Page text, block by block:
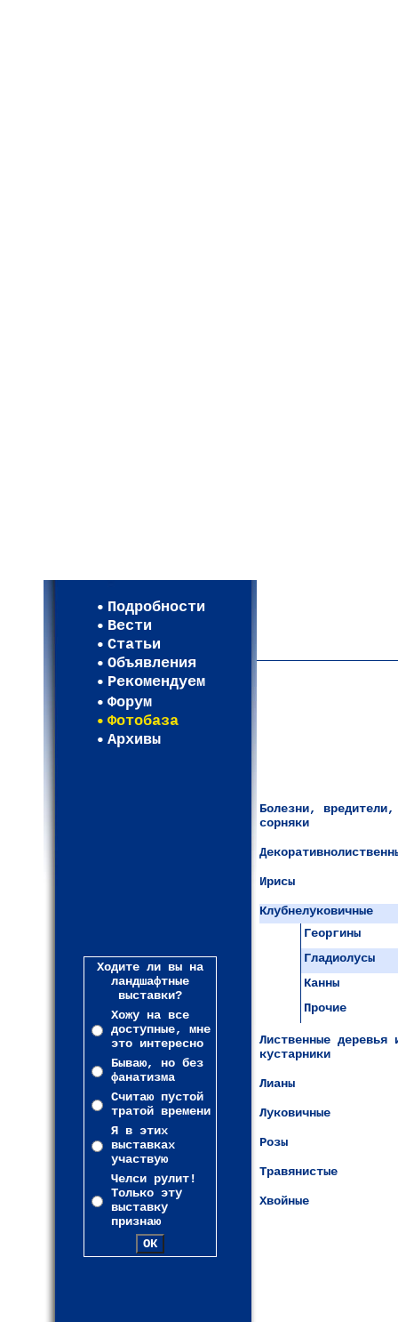
Подробности
Вести
Статьи
Объявления
Рекомендуем
Форум
Фотобаза
Архивы
Ходите ли вы на
ландшафтные
выставки?
Хожу на все
доступные, мне
это интересно
Бываю, но без
фанатизма
Считаю пустой
тратой времени
Я в этих
выставках
участвую
Челси рулит!
Только эту
выставку
признаю
Болезни, вредители,
сорняки
Ирисы
Клубнелуковичные
Георгины
Гладиолусы
Канны
Прочие
Лиственные деревья
кустарники
Лианы
Луковичные
Розы
Травянистые
Хвойные